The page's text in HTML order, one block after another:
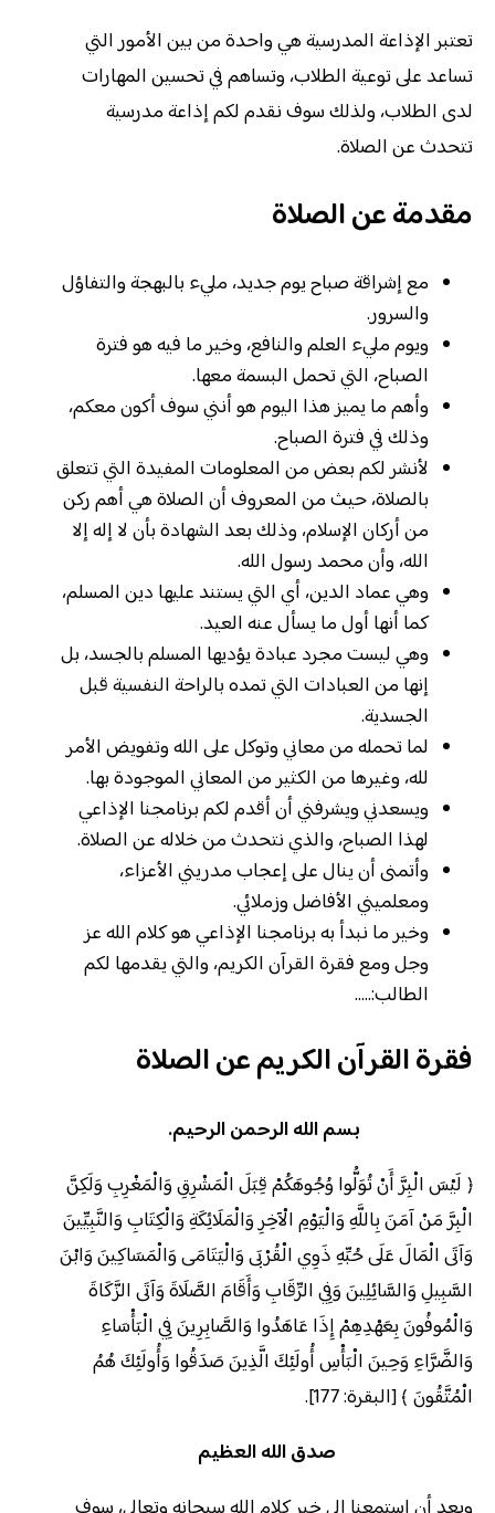
تعتبر الإذاعة المدرسية هي واحدة من بين الأمور التي
تساعد على توعية الطلاب، وتساهم في تحسين المهارات
لدى الطلاب، ولذلك سوف نقدم لكم إذاعة مدرسية
تتحدث عن الصلاة.
مقدمة عن الصلاة
مع إشراقة صباح يوم جديد، مليء بالبهجة والتفاؤل
والسرور.
ويوم مليء العلم والنافع، وخير ما فيه هو فترة
الصباح، التي تحمل البسمة معها.
وأهم ما يميز هذا اليوم هو أنني سوف أكون معكم،
وذلك في فترة الصباح.
لأنشر لكم بعض من المعلومات المفيدة التي تتعلق
بالصلاة، حيث من المعروف أن الصلاة هي أهم ركن
من أركان الإسلام، وذلك بعد الشهادة بأن لا إله إلا
الله، وأن محمد رسول الله.
وهي عماد الدين، أي التي يستند عليها دين المسلم،
كما أنها أول ما يسأل عنه العيد.
وهي ليست مجرد عبادة يؤديها المسلم بالجسد، بل
إنها من العبادات التي تمده بالراحة النفسية قبل
الجسدية.
لما تحمله من معاني وتوكل على الله وتفويض الأمر
لله، وغيرها من الكثير من المعاني الموجودة بها.
ويسعدني ويشرفني أن أقدم لكم برنامجنا الإذاعي
لهذا الصباح، والذي نتحدث من خلاله عن الصلاة.
وأتمنى أن ينال على إعجاب مدريني الأعزاء،
ومعلميني الأفاضل وزملائي.
وخير ما نبدأ به برنامجنا الإذاعي هو كلام الله عز
وجل ومع فقرة القرآن الكريم، والتي يقدمها لكم
الطالب:…..
فقرة القرآن الكريم عن الصلاة
بسم الله الرحمن الرحيم.
﴿ لَيْسَ الْبِرَّ أَنْ تُوَلُّوا وُجُوهَكُمْ قِبَلَ الْمَشْرِقِ وَالْمَغْرِبِ وَلَكِنَّ
الْبِرَّ مَنْ آمَنَ بِاللَّهِ وَالْيَوْمِ الْآخِرِ وَالْمَلَائِكَةِ وَالْكِتَابِ وَالنَّبِيِّينَ
وَآتَى الْمَالَ عَلَى حُبِّهِ ذَوِي الْقُرْبَى وَالْيَتَامَى وَالْمَسَاكِينَ وَابْنَ
السَّبِيلِ وَالسَّائِلِينَ وَفِي الرِّقَابِ وَأَقَامَ الصَّلَاةَ وَآتَى الزَّكَاةَ
وَالْمُوفُونَ بِعَهْدِهِمْ إِذَا عَاهَدُوا وَالصَّابِرِينَ فِي الْبَأْسَاءِ
وَالضَّرَّاءِ وَحِينَ الْبَأْسِ أُولَئِكَ الَّذِينَ صَدَقُوا وَأُولَئِكَ هُمُ
الْمُتَّقُونَ ﴾ [البقرة: 177].
صدق الله العظيم